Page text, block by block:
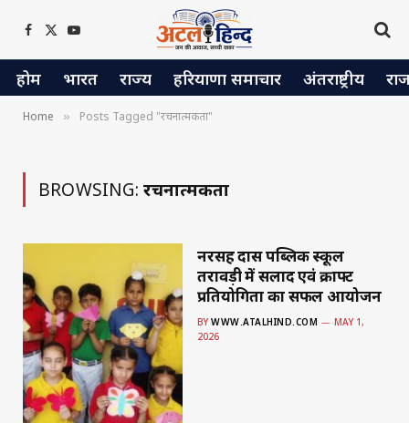
Facebook
X
(Twitter)
YouTube
होम भारत राज्य हरियाणा समाचार अंतराष्ट्रीय
Home » Posts Tagged "रचनात्मकता"
BROWSING: रचनात्मकता
नरसिंह दास पब्लिक स्कूल
तरावड़ी में सलाद एवं क्राफ्ट
प्रतियोगिता का सफल आयोजन
BY WWW.ATALHIND.COM
MAY 1,
2026